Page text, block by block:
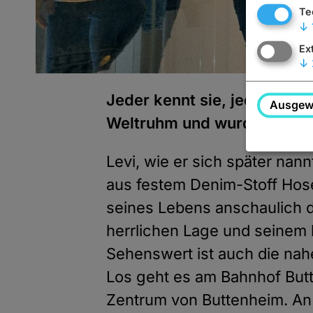
Jeder kennt sie, jeder trägt
Weltruhm und wurde zum
Levi, wie er sich später
aus festem Denim-Stoff
seines Lebens anschaulich
herrlichen Lage und
Sehenswert ist auch die
Los geht es am Bahnhof
Zentrum von Buttenheim.
↓
↓